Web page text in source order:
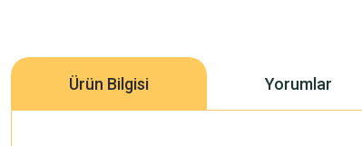
Ürün Bilgisi Yorumlar